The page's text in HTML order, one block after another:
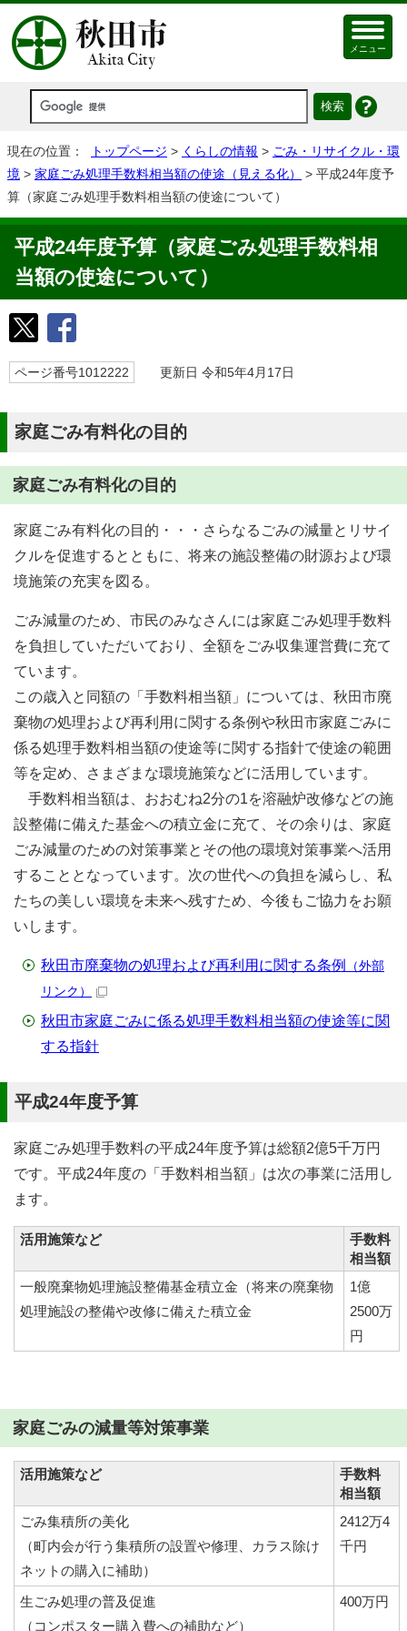
メニュー
現在の位置： トップページ > くらしの情報 > ごみ・リサイクル・環
境 > 家庭ごみ処理手数料相当額の使途（見える化）
> 平成24年度予
算（家庭ごみ処理手数料相当額の使途について）
平成24年度予算（家庭ごみ処理手数料相
当額の使途について）
ページ番号1012222 更新日 令和5年4月17日
家庭ごみ有料化の目的
家庭ごみ有料化の目的
家庭ごみ有料化の目的・・・さらなるごみの減量とリサイ
クルを促進するとともに、将来の施設整備の財源および環
境施策の充実を図る。
ごみ減量のため、市民のみなさんには家庭ごみ処理手数料
を負担していただいており、全額をごみ収集運営費に充て
ています。
この歳入と同額の「手数料相当額」については、秋田市廃
棄物の処理および再利用に関する条例や秋田市家庭ごみに
係る処理手数料相当額の使途等に関する指針で使途の範囲
等を定め、さまざまな環境施策などに活用しています。
手数料相当額は、おおむね2分の1を溶融炉改修などの施
設整備に備えた基金への積立金に充て、その余りは、家庭
ごみ減量のための対策事業とその他の環境対策事業へ活用
することとなっています。次の世代への負担を減らし、私
たちの美しい環境を未来へ残すため、今後もご協力をお願
いします。
秋田市廃棄物の処理および再利用に関する条例
（外部
リンク）
秋田市家庭ごみに係る処理手数料相当額の使途等に関
する指針
平成24年度予算
家庭ごみ処理手数料の平成24年度予算は総額2億5千万円
です。平成24年度の「手数料相当額」は次の事業に活用し
ます。
活用施策など
手数料
相当額
一般廃棄物処理施設整備基金積立金（将来の廃棄物
処理施設の整備や改修に備えた積立金
1億
2500万
円
家庭ごみの減量等対策事業
活用施策など
手数料
相当額
ごみ集積所の美化
（町内会が行う集積所の設置や修理、カラス除け
ネットの購入に補助）
2412万4
千円
生ごみ処理の普及促進
（コンポスター購入費への補助など）
400万円